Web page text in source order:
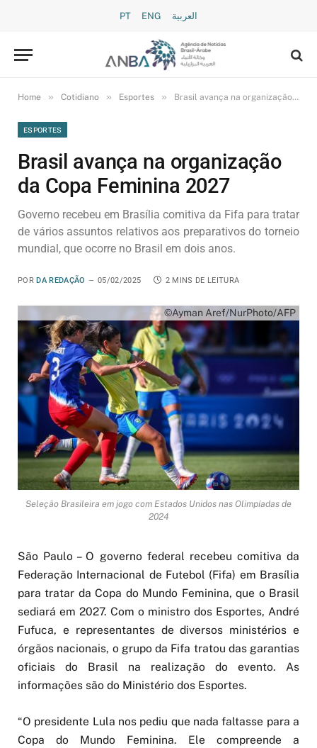
PT ENG العربية
Home » Cotidiano » Esportes » Brasil avança na organização da Copa Feminina 2027
ESPORTES
Brasil avança na organização
da Copa Feminina 2027
Governo recebeu em Brasília comitiva da Fifa para tratar
de vários assuntos relativos aos preparativos do torneio
mundial, que ocorre no Brasil em dois anos.
POR DA REDAÇÃO 05/02/2025 2 MINS DE LEITURA
©Ayman Aref/NurPhoto/AFP
Seleção Brasileira em jogo com Estados Unidos nas Olimpíadas de
2024
São Paulo – O governo federal recebeu comitiva da
Federação Internacional de Futebol (Fifa) em Brasília
para tratar da Copa do Mundo Feminina, que o Brasil
sediará em 2027. Com o ministro dos Esportes, André
Fufuca, e representantes de diversos ministérios e
órgãos nacionais, o grupo da Fifa tratou das garantias
oficiais do Brasil na realização do evento. As
informações são do Ministério dos Esportes.
“O presidente Lula nos pediu que nada faltasse para a
Copa do Mundo Feminina. Ele compreende a